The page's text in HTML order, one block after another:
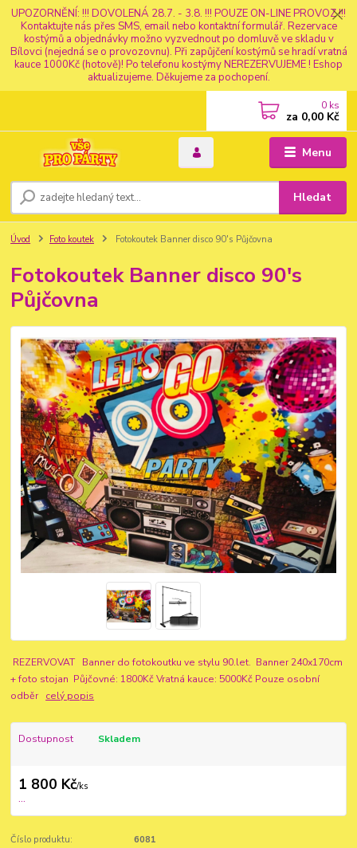
UPOZORNĚNÍ: !!! DOVOLENÁ 28.7. - 3.8. !!! POUZE ON-LINE PROVOZ !!!
Kontaktujte nás přes SMS, email nebo kontaktní formulář. Rezervace
kostýmů a objednávky možno vyzvednout po domluvě ve skladu v
Bílovci (nejedná se o provozovnu). Při zapůjčení kostýmů se hradí vratná
kauce 1000Kč (hotově)! Po telefonu kostýmy NEREZERVUJEME ! Eshop
aktualizujeme. Děkujeme za pochopení.
Menu
Hledat
0 ks
za 0,00 Kč
Úvod Foto koutek Fotokoutek Banner disco 90's Půjčovna
Fotokoutek Banner disco 90's
Půjčovna
REZERVOVAT Banner do fotokoutku ve stylu 90.let. Banner 240x170cm
+ foto stojan Půjčovné: 1800Kč Vratná kauce: 5000Kč Pouze osobní
odběr celý popis
Dostupnost Skladem
1 800 Kč/ks
...
Číslo produktu: 6081